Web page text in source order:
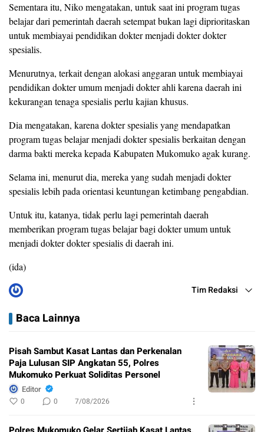
Sementara itu, Niko mengatakan, untuk saat ini program tugas
belajar dari pemerintah daerah setempat bukan lagi diprioritaskan
untuk membiayai pendidikan dokter menjadi dokter dokter
spesialis.
Menurutnya, terkait dengan alokasi anggaran untuk membiayai
pendidikan dokter umum menjadi dokter ahli karena daerah ini
kekurangan tenaga spesialis perlu kajian khusus.
Dia mengatakan, karena dokter spesialis yang mendapatkan
program tugas belajar menjadi dokter spesialis berkaitan dengan
darma bakti mereka kepada Kabupaten Mukomuko agak kurang.
Selama ini, menurut dia, mereka yang sudah menjadi dokter
spesialis lebih pada orientasi keuntungan ketimbang pengabdian.
Untuk itu, katanya, tidak perlu lagi pemerintah daerah
memberikan program tugas belajar bagi dokter umum untuk
menjadi dokter dokter spesialis di daerah ini.
(ida)
Tim Redaksi
Baca Lainnya
Pisah Sambut Kasat Lantas dan Perkenalan
Paja Lulusan SIP Angkatan 55, Polres
Mukomuko Perkuat Soliditas Personel
Editor
0 0 7/08/2026